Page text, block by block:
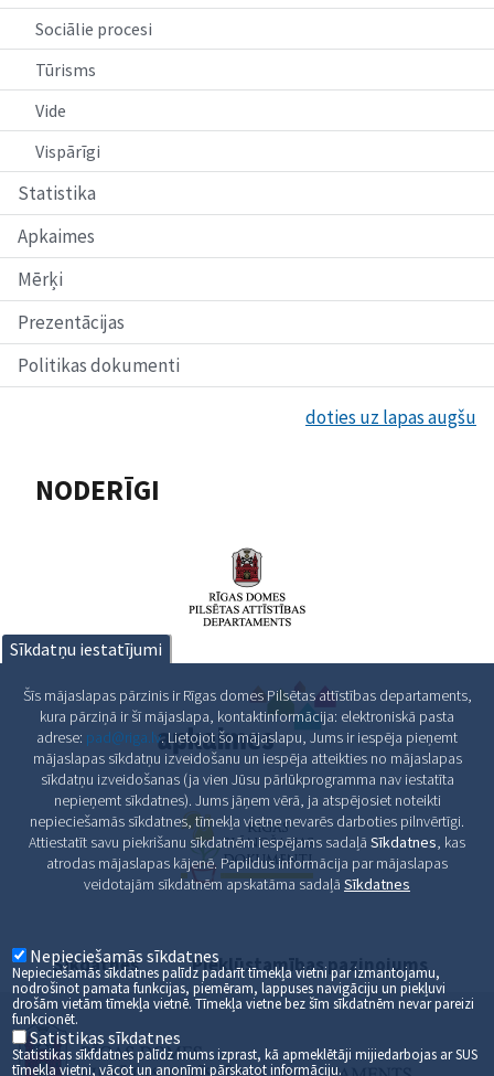
Sociālie procesi
Tūrisms
Vide
Vispārīgi
Statistika
Apkaimes
Mērķi
Prezentācijas
Politikas dokumenti
doties uz lapas augšu
NODERĪGI
Sīkdatnes Piekļūstamības paziņojums
Sīkdatņu iestatījumi
Šīs mājaslapas pārzinis ir Rīgas domes Pilsētas attīstības departaments,
kura pārziņā ir šī mājaslapa, kontaktinformācija: elektroniskā pasta
adrese: pad@riga.lv. Lietojot šo mājaslapu, Jums ir iespēja pieņemt
mājaslapas sīkdatņu izveidošanu un iespēja atteikties no mājaslapas
sīkdatņu izveidošanas (ja vien Jūsu pārlūkprogramma nav iestatīta
nepieņemt sīkdatnes). Jums jāņem vērā, ja atspējosiet noteikti
nepieciešamās sīkdatnes, tīmekļa vietne nevarēs darboties pilnvērtīgi.
Attiestatīt savu piekrišanu sīkdatnēm iespējams sadaļā Sīkdatnes, kas
atrodas mājaslapas kājenē. Papildus informācija par mājaslapas
veidotajām sīkdatnēm apskatāma sadaļā Sīkdatnes
Nepieciešamās sīkdatnes
Nepieciešamās sīkdatnes palīdz padarīt tīmekļa vietni par izmantojamu,
nodrošinot pamata funkcijas, piemēram, lappuses navigāciju un piekļuvi
drošām vietām tīmekļa vietnē. Tīmekļa vietne bez šīm sīkdatnēm nevar pareizi
funkcionēt.
Satistikas sīkdatnes
Statistikas sīkfdatnes palīdz mums izprast, kā apmeklētāji mijiedarbojas ar SUS
tīmekļa vietni, vācot un anonīmi pārskatot informāciju.